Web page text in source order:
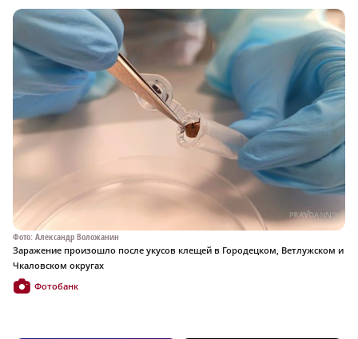
Фото: Александр Воложанин
Заражение произошло после укусов клещей в Городецком, Ветлужском и
Чкаловском округах
Фотобанк